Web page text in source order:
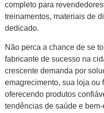
completo para
treinamentos, materiais de
dedicado.
Não perca a chance de se
fabricante de sucesso na
crescente demanda por
emagrecimento, sua loja ou
oferecendo produtos
tendências de saúde e bem-